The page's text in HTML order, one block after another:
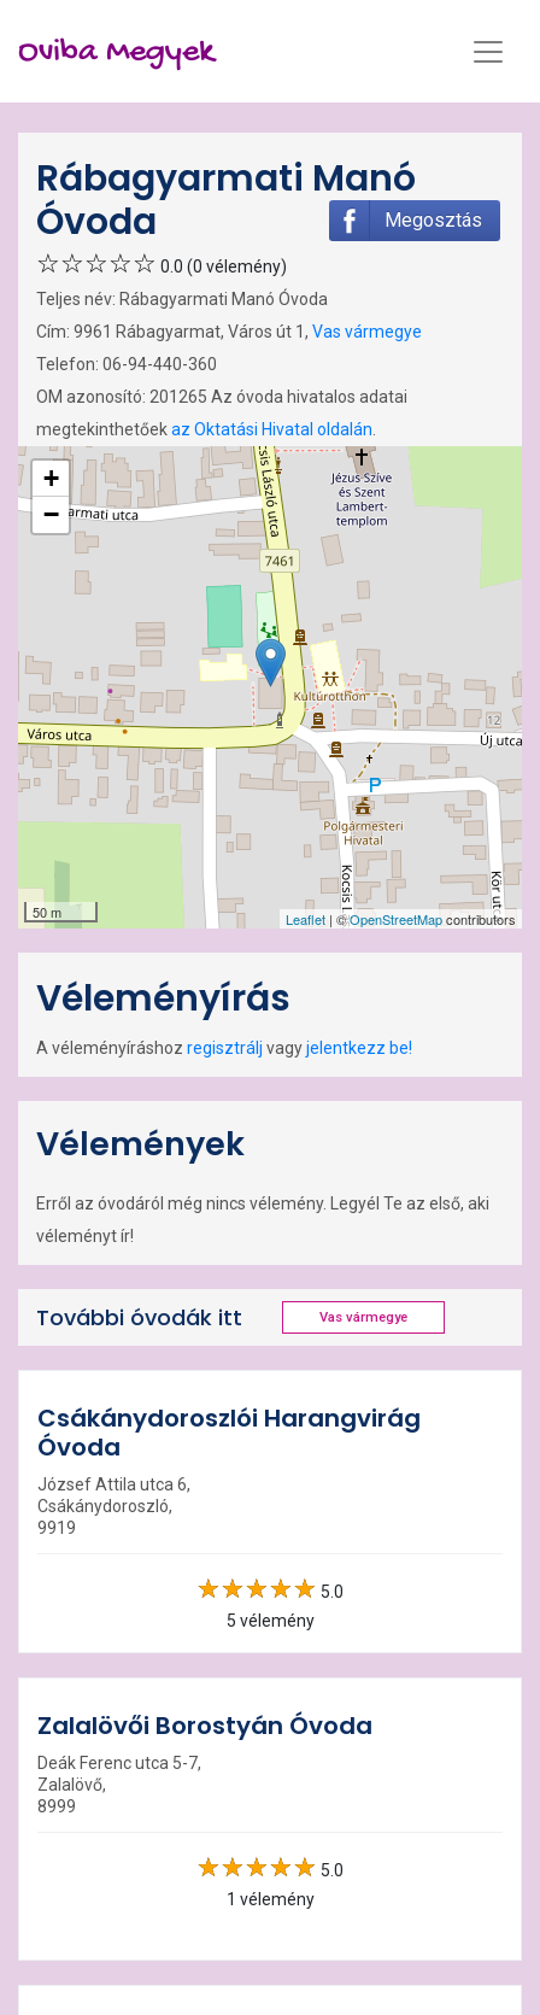
Oviba Megyek
Rábagyarmati Manó
Óvoda
Megosztás
0.0 (0 vélemény)
Teljes név: Rábagyarmati Manó Óvoda
Cím: 9961 Rábagyarmat, Város út 1, Vas vármegye
Telefon: 06-94-440-360
OM azonosító: 201265 Az óvoda hivatalos adatai
megtekinthetőekaz Oktatási Hivatal oldalán
+
−
50 m Leaflet | ©OpenStreetMapcontributors
Véleményírás
A véleményíráshoz regisztrálj vagyjelentkezz be!
Vélemények
Erről az óvodáról még nincs vélemény. Legyél Te az első, aki
véleményt ír!
További óvodák itt Vas vármegye
Csákánydoroszlói Harangvirág
Óvoda
József Attila utca 6,
Csákánydoroszló,
9919
5.0
5 vélemény
Zalalövői Borostyán Óvoda
Deák Ferenc utca 5-7,
Zalalövő,
8999
5.0
1 vélemény